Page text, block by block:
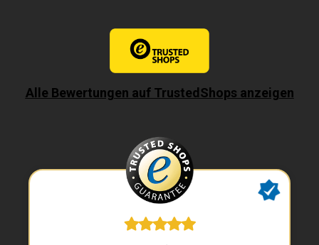
Alle Bewertungen auf TrustedShops anzeigen